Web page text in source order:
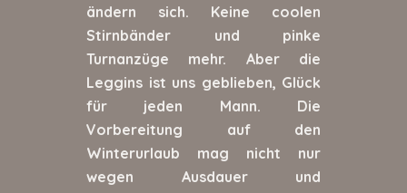
ändern sich. Keine coolen
Stirnbänder und pinke
Turnanzüge mehr. Aber die
Leggins ist uns geblieben, Glück
für jeden Mann. Die
Vorbereitung auf den
Winterurlaub mag nicht nur
wegen Ausdauer und